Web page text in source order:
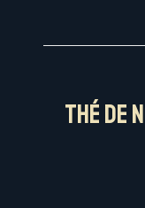
Thé de